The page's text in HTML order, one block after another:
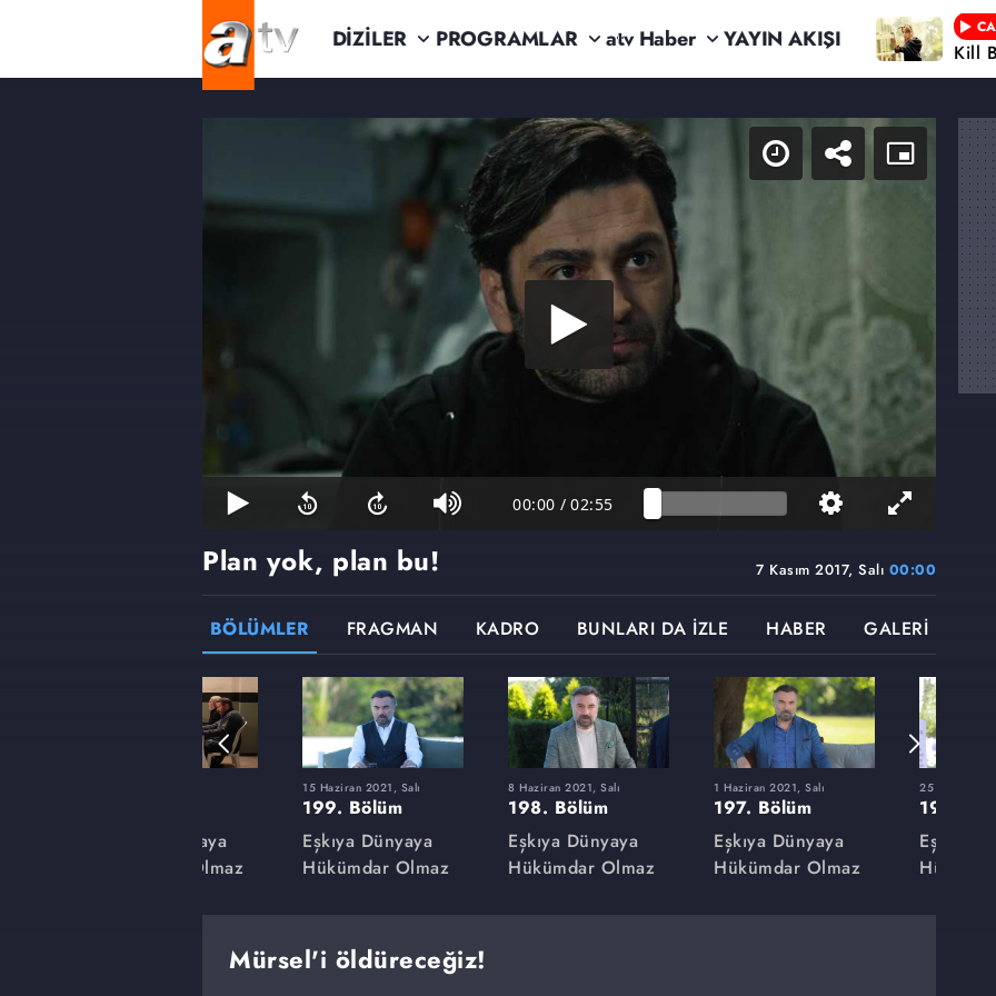
DİZİLER PROGRAMLAR atv Haber YAYIN AKIŞI Kill
00:00 / 02:55
7 Kasım 2017, Salı 00:00
Plan yok, plan bu!
BÖLÜMLER FRAGMAN KADRO BUNLARI DA İZLE HABER GALERİ
Eşkıya Dünyaya
Hükümdar Olmaz
15 Haziran 2021, Salı
199. Bölüm
Eşkıya Dünyaya
Hükümdar Olmaz
8 Haziran 2021, Salı
198. Bölüm
Eşkıya Dünyaya
Hükümdar Olmaz
1 Haziran 2021, Salı
197. Bölüm
Eşkıya Dünyaya
Hükümdar Olmaz
25 Mayıs
196.
Eşkıya
Mürsel'i öldüreceğiz!